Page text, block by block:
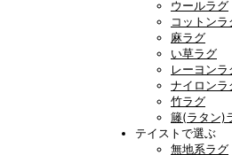
ウールラグ
コットンラ
麻ラグ
い草ラグ
レーヨンラ
ナイロンラ
竹ラグ
籐(ラタン)
テイストで選ぶ
無地系ラグ